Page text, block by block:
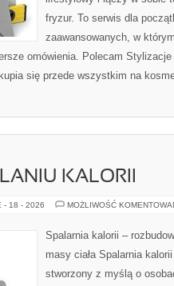
fryzur. To serwis dla
zaawansowanych, w
omówienia. Polecam
się przede wszystkim na
KALORII
- 18 - 2026 MOŻLIWOŚĆ
Spalarnia kalorii –
masy ciała Spalarnia
stworzony z myślą o